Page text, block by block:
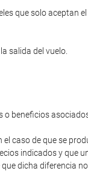
que solo aceptan
salida del vuelo.
beneficios
caso de que se
indicados y que
dicha diferencia